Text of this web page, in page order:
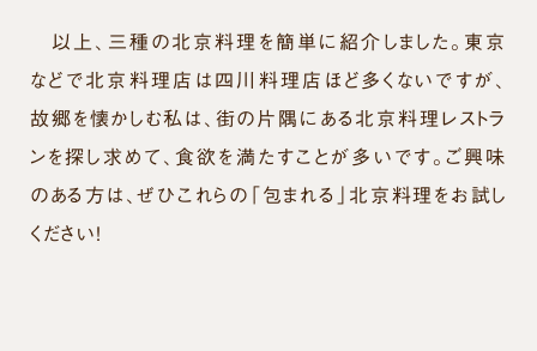
以上、三種の北京料理を簡単に紹介しました。東京
などで北京料理店は四川料理店ほど多くないですが、
故郷を懐かしむ私は、街の片隅にある北京料理レストラ
ンを探し求めて、食欲を満たすことが多いです。ご興味
のある方は、ぜひこれらの「包まれる」北京料理をお試し
ください！